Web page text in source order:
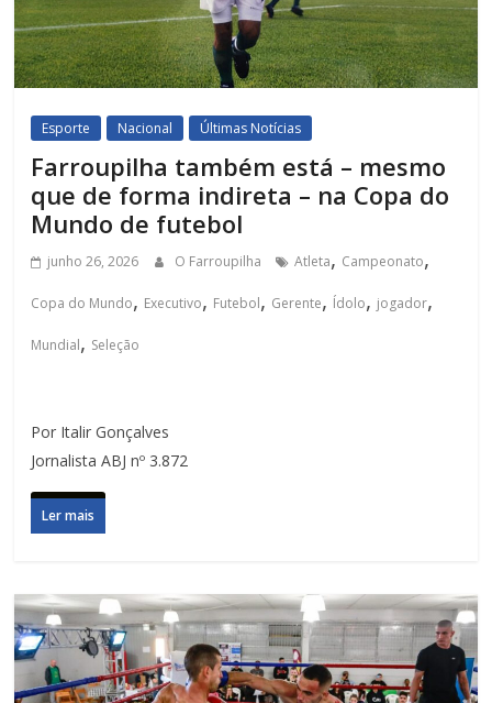
Esporte Nacional Últimas Notícias
Farroupilha também está – mesmo
que de forma indireta – na Copa do
Mundo de futebol
junho 26, 2026 O Farroupilha Atleta, Campeonato,
Copa do Mundo, Executivo, Futebol, Gerente, Ídolo, jogador,
Mundial, Seleção
Por Italir Gonçalves
Jornalista ABJ nº 3.872
Ler mais